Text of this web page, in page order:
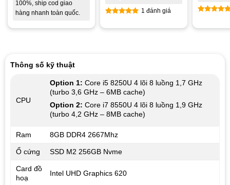
100%, ship cod giao
hàng nhanh toàn quốc.
out of 5
1 đánh giá
out of 5
Thông số kỹ thuật
CPU
Option 1: Core i5 8250U 4 lõi 8 luồng 1,7 GHz
(turbo 3,6 GHz – 6MB cache)
Option 2: Core i7 8550U 4 lõi 8 luồng 1,9 GHz
(turbo 4,2 GHz – 8MB cache)
Ram 8GB DDR4 2667Mhz
Ổ cứng SSD M2 256GB Nvme
Card đồ
hoạ
Intel UHD Graphics 620